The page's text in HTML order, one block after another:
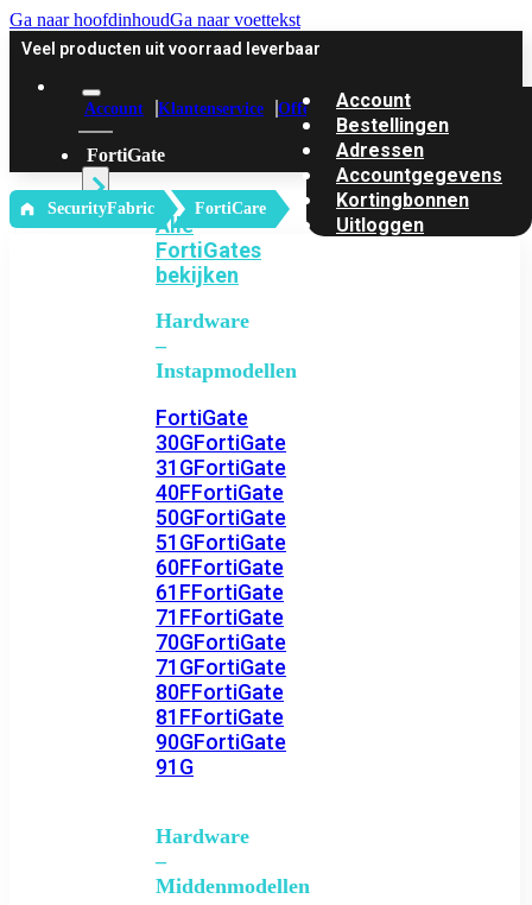
Ga naar hoofdinhoudGa naar voettekst
Veel producten uit voorraad leverbaar
Account Klantenservice Offerte
FortiGate
Alle
FortiGates
bekijken
Hardware
–
Instapmodellen
FortiGate
30GFortiGate
31GFortiGate
40FFortiGate
50GFortiGate
51GFortiGate
60FFortiGate
61FFortiGate
71FFortiGate
70GFortiGate
71GFortiGate
80FFortiGate
81FFortiGate
90GFortiGate
91G
Hardware
–
Middenmodellen
Account
Bestellingen
Adressen
Accountgegevens
Kortingbonnen
Uitloggen
‎ SecurityFabric FortiCare